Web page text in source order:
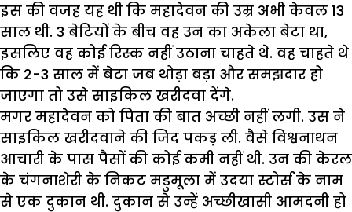
इस की वजह यह थी कि महादेवन की उम्र अभी केवल 13
साल थी. 3 बेटियों के बीच वह उन का अकेला बेटा था,
इसलिए वह कोई रिस्क नहीं उठाना चाहते थे. वह चाहते थे
कि 2-3 साल में बेटा जब थोड़ा बड़ा और समझदार हो
जाएगा तो उसे साइकिल खरीदवा देंगे.
मगर महादेवन को पिता की बात अच्छी नहीं लगी. उस ने
साइकिल खरीदवाने की जिद पकड़ ली. वैसे विश्वनाथन
आचारी के पास पैसों की कोई कमी नहीं थी. उन की केरल
के चंगनाशेरी के निकट मडुमूला में उदया स्टोर्स के नाम
से एक दुकान थी. दुकान से उन्हें अच्छीखासी आमदनी हो